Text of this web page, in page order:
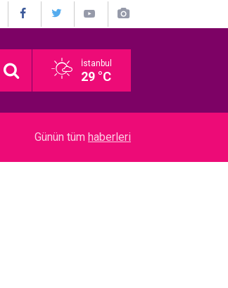
İstanbul
29 °C
Nagihan Karadere... BÜYÜK DEĞİŞİM, BÜYÜK
Günün tüm haberleri